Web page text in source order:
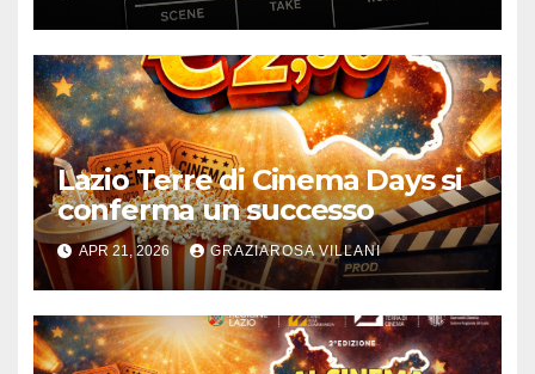
Lazio Terre di Cinema Days si
conferma un successo
APR 21, 2026 GRAZIAROSA VILLANI